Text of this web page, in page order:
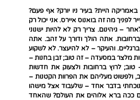
היית? בעיר ניו יורק? אף פעם?
לפניך מה זה בואנוס איירס. אני יכול רק
– גיהינום. צריך רק לא להיות ישנוני
אתה הולך ודורך על זהב. אתה
והעיקר – לא להיעצר. לא לשקוע
מלצר במסעדה – זה טוב; זבן בחנות –
לרוץ ברחובות ולצעוק את חדשות
ולפשוט מעליהם את הפרוות הקטנות –
בדבר אחד – שלעבוד אצל מישהו
ככה ברא אלוהים את העולם? שהאחד